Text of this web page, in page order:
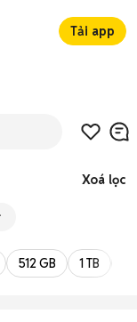
Tải app
Xoá lọc
512 GB 1 TB